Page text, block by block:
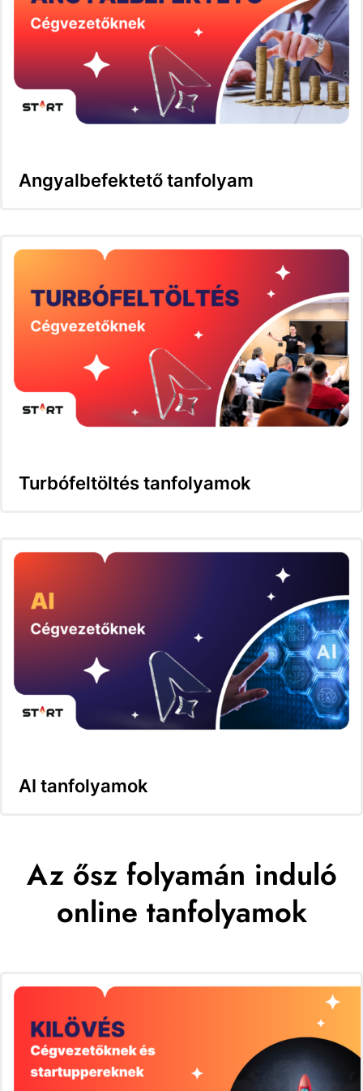
Angyalbefektető tanfolyam
Turbófeltöltés tanfolyamok
AI tanfolyamok
Az ősz folyamán induló
online tanfolyamok